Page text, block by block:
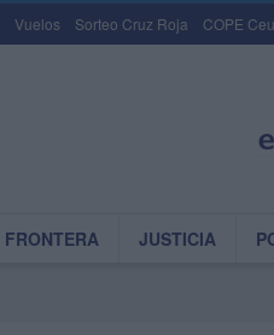
Vuelos Sorteo Cruz Roja COPE
FRONTERA JUSTICIA